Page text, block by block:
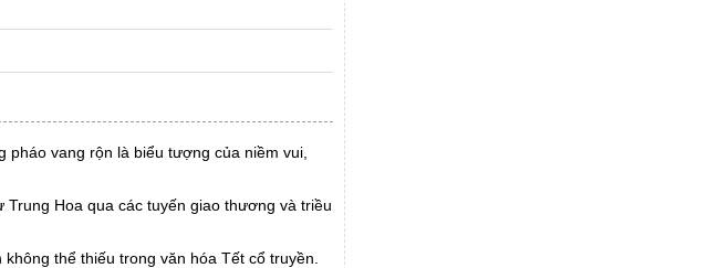
vang rộn là biểu tượng của niềm vui,
Hoa qua các tuyến giao thương và triều
thể thiếu trong văn hóa Tết cổ truyền.